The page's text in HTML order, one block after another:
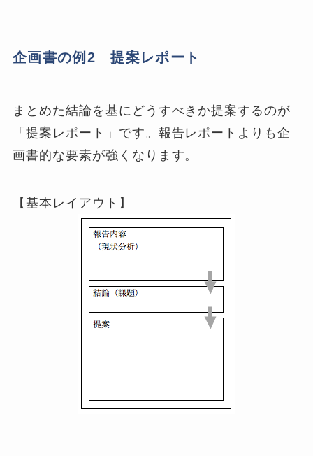
企画書の例2 提案レポート
まとめた結論を基にどうすべきか提案するのが
「提案レポート」です。報告レポートよりも企
画書的な要素が強くなります。
【基本レイアウト】